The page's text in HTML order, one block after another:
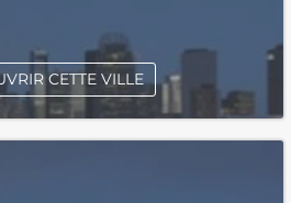
CETTE VILLE